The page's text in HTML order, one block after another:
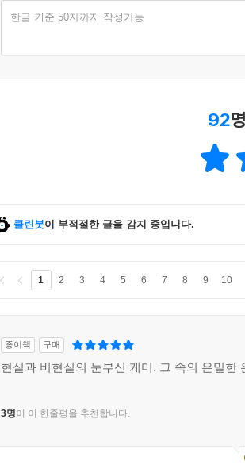
한글 기준 50자까지 작성가능
92
클린봇이 부적절한 글을 감지 중입니다.
1 2 3 4 5 6 7 8 9 10
종이책 구매
현실과 비현실의 눈부신 케미. 그 속의 은밀한
3명이 이 한줄평을 추천합니다.